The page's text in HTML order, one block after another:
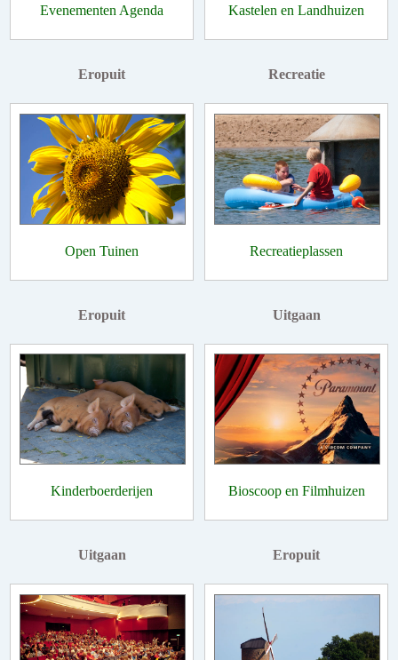
Evenementen Agenda Kastelen en Landhuizen
Eropuit
Open Tuinen
Recreatie
Recreatieplassen
Eropuit
Kinderboerderijen
Uitgaan
Bioscoop en Filmhuizen
Uitgaan Eropuit